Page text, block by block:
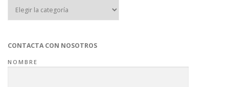
CONTACTA CON NOSOTROS
NOMBRE